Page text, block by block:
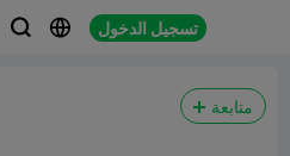
  تسجيل الدخول
متابعة